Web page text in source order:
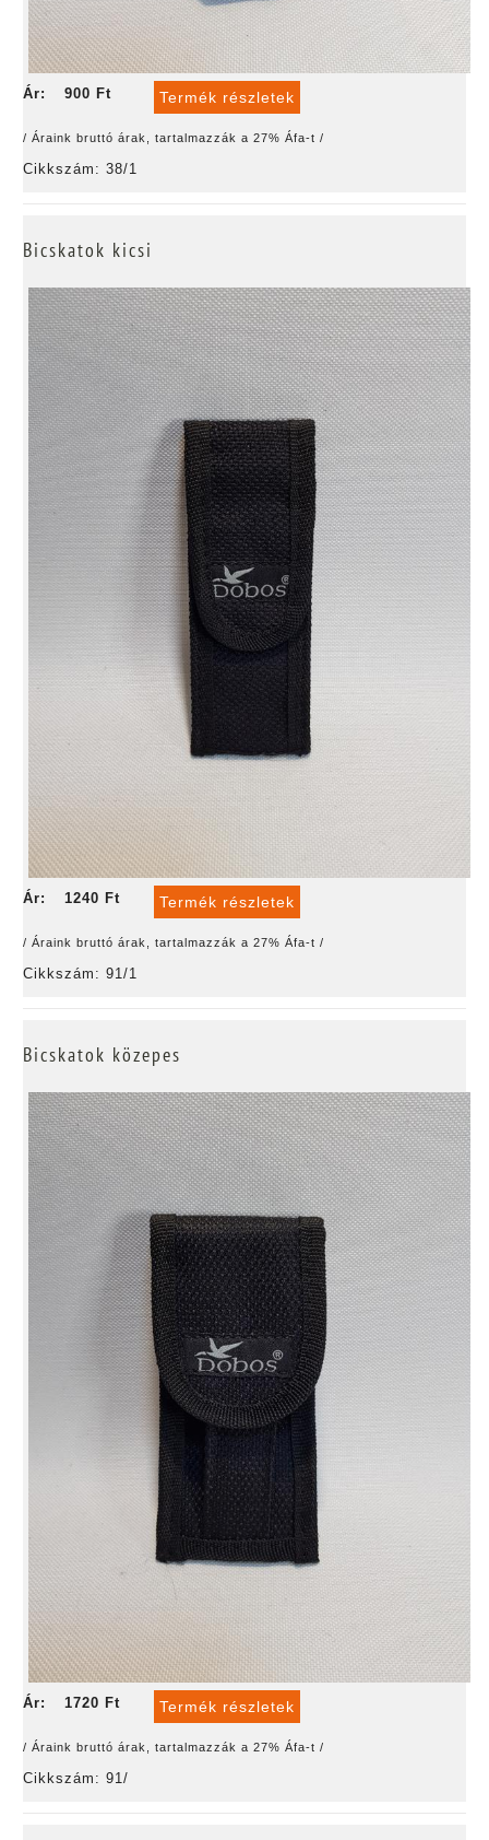
Ár: 900 Ft Termék részletek
/ Áraink bruttó árak, tartalmazzák a 27% Áfa-t /
Cikkszám: 38/1
Bicskatok kicsi
Ár: 1240 Ft Termék részletek
/ Áraink bruttó árak, tartalmazzák a 27% Áfa-t /
Cikkszám: 91/1
Bicskatok közepes
Ár: 1720 Ft Termék részletek
/ Áraink bruttó árak, tartalmazzák a 27% Áfa-t /
Cikkszám: 91/